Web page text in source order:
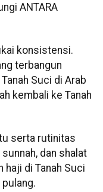
ANTARA
konsistensi.
terbangun
Suci di Arab
kembali ke Tanah
serta rutinitas
dan shalat
haji di Tanah Suci